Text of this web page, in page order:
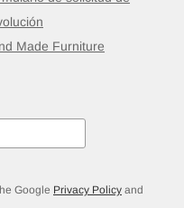
Made Furniture
Google Privacy Policy and